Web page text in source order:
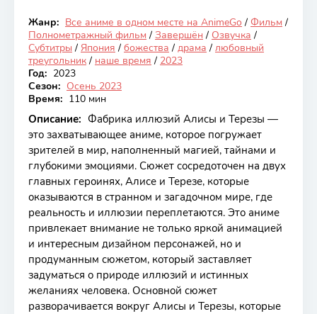
Закончен
Жанр: Все аниме в одном месте на AnimeGo / Фильм /
Полнометражный фильм / Завершён / Озвучка /
Субтитры / Япония / божества / драма / любовный
треугольник / наше время / 2023
Год: 2023
Сезон: Осень 2023
Время: 110 мин
Описание: Фабрика иллюзий Алисы и Терезы —
это захватывающее аниме, которое погружает
зрителей в мир, наполненный магией, тайнами и
глубокими эмоциями. Сюжет сосредоточен на двух
главных героинях, Алисе и Терезе, которые
оказываются в странном и загадочном мире, где
реальность и иллюзии переплетаются. Это аниме
привлекает внимание не только яркой анимацией
и интересным дизайном персонажей, но и
продуманным сюжетом, который заставляет
задуматься о природе иллюзий и истинных
желаниях человека. Основной сюжет
разворачивается вокруг Алисы и Терезы, которые